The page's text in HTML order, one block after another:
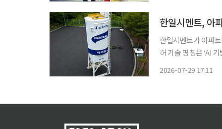
한일시멘트, 아
한일시멘트가 아파
허 기술 명칭은 ‘AI
2026-07-29 17:11